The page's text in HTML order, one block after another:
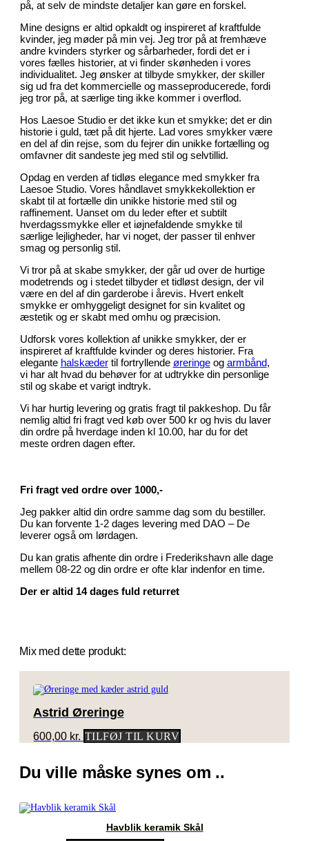
på, at selv de mindste detaljer kan gøre en forskel.
Mine designs er altid opkaldt og inspireret af kraftfulde
kvinder, jeg møder på min vej. Jeg tror på at fremhæve
andre kvinders styrker og sårbarheder, fordi det er i
vores fælles historier, at vi finder skønheden i vores
individualitet. Jeg ønsker at tilbyde smykker, der skiller
sig ud fra det kommercielle og masseproducerede, fordi
jeg tror på, at særlige ting ikke kommer i overflod.
Hos Laesoe Studio er det ikke kun et smykke; det er din
historie i guld, tæt på dit hjerte. Lad vores smykker være
en del af din rejse, som du fejrer din unikke fortælling og
omfavner dit sandeste jeg med stil og selvtillid.
Opdag en verden af tidløs elegance med smykker fra
Laesoe Studio. Vores håndlavet smykkekollektion er
skabt til at fortælle din unikke historie med stil og
raffinement. Uanset om du leder efter et subtilt
hverdagssmykke eller et iøjnefaldende smykke til
særlige lejligheder, har vi noget, der passer til enhver
smag og personlig stil.
Vi tror på at skabe smykker, der går ud over de hurtige
modetrends og i stedet tilbyder et tidløst design, der vil
være en del af din garderobe i årevis. Hvert enkelt
smykke er omhyggeligt designet for sin kvalitet og
æstetik og er skabt med omhu og præcision.
Udforsk vores kollektion af unikke smykker, der er
inspireret af kraftfulde kvinder og deres historier. Fra
elegante halskædertil fortryllende øreringeog armbånd,
vi har alt hvad du behøver for at udtrykke din personlige
stil og skabe et varigt indtryk.
Vi har hurtig levering og gratis fragt til pakkeshop. Du får
nemlig altid fri fragt ved køb over 500 kr og hvis du laver
din ordre på hverdage inden kl 10.00, har du for det
meste ordren dagen efter.
Fri fragt ved ordre over 1000,-
Jeg pakker altid din ordre samme dag som du bestiller.
Du kan forvente 1-2 dages levering med DAO – De
leverer også om lørdagen.
Du kan gratis afhente din ordre i Frederikshavn alle dage
mellem 08-22 og din ordre er ofte klar indenfor en time.
Der er altid 14 dages fuld returret
Mix med dette produkt:
Astrid Øreringe
600,00 kr. TILFØJ TIL KURV
Du ville måske synes om ..
Havblik keramik Skål